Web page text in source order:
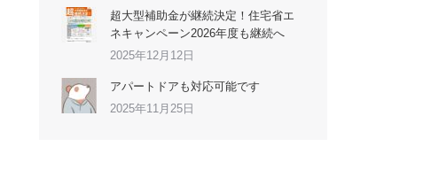
超大型補助金が継続決定！住宅省エ
ネキャンペーン2026年度も継続へ
2025年12月12日
アパートドアも対応可能です
2025年11月25日